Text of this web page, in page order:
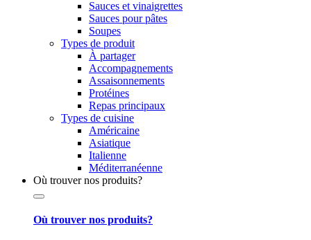
Sauces et vinaigrettes
Sauces pour pâtes
Soupes
Types de produit
À partager
Accompagnements
Assaisonnements
Protéines
Repas principaux
Types de cuisine
Américaine
Asiatique
Italienne
Méditerranéenne
Où trouver nos produits?
Où trouver nos produits?